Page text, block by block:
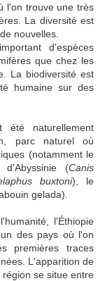
l'on trouve une très
La diversité est
nouvelles.
d'espèces
que chez les
La biodiversité est
humaine sur des
été naturellement
parc naturel où
(notamment le
(Canis
buxtoni), le
gelada).
l'Éthiopie
des pays où l'on
premières traces
L'apparition de
région se situe entre